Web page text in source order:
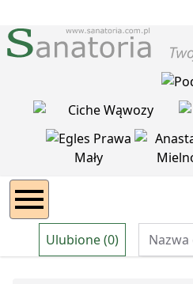
Ulubione (0)